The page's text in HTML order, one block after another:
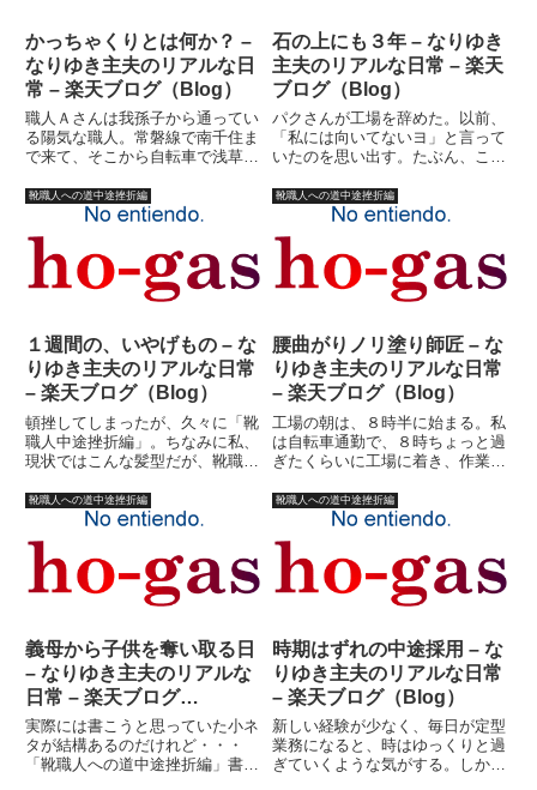
かっちゃくりとは何か？ –
なりゆき主夫のリアルな日
常 – 楽天ブログ（Blog）
職人Ａさんは我孫子から通ってい
る陽気な職人。常磐線で南千住ま
で来て、そこから自転車で浅草へ
私もＡさんと一緒に帰ることが多
かった。山谷堀公園を抜けて親子
ガードを越える所まで、なんだか
んだと話をしてくれた。山谷堀
は...
石の上にも３年 – なりゆき
主夫のリアルな日常 – 楽天
ブログ（Blog）
パクさんが工場を辞めた。以前、
「私には向いてないヨ」と言って
いたのを思い出す。たぶん、この
「向き不向き」以外のことも含ん
でいる。職人Ｄさんが言った。
「最近の若けえ連中はよ、根性が
ねえよ。こんな仕事で根をあげて
たら...
靴職人への道中途挫折編
１週間の、いやげもの – な
りゆき主夫のリアルな日常
– 楽天ブログ（Blog）
頓挫してしまったが、久々に「靴
職人中途挫折編」。ちなみに私、
現状ではこんな髪型だが、靴職人
な感じが正しい。でもこんな顔で
はないはず？と思った人はクリッ
ク！いや、本当ですってば。
(^_^;)ま、違ったとしてもフィ...
靴職人への道中途挫折編
腰曲がりノリ塗り師匠 – な
りゆき主夫のリアルな日常
– 楽天ブログ（Blog）
工場の朝は、８時半に始まる。私
は自転車通勤で、８時ちょっと過
ぎたくらいに工場に着き、作業着
しの半蔵は必ず先に来ているの
で、「おはようございます！」と
挨拶する。工場長「おう」半蔵
「・・・」半蔵、ちょっと不気味
であ...
靴職人への道中途挫折編
義母から子供を奪い取る日
– なりゆき主夫のリアルな
日常 – 楽天ブログ
（Blog）
実際には書こうと思っていた小ネ
タが結構あるのだけれど・・・
「靴職人への道中途挫折編」書く
靴職人への道中途挫折編
時期はずれの中途採用 – な
りゆき主夫のリアルな日常
– 楽天ブログ（Blog）
新しい経験が少なく、毎日が定型
業務になると、時はゆっくりと過
ぎていくような気がする。しか